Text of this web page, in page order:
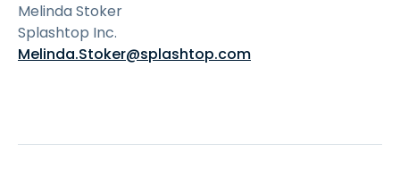
Melinda Stoker
Splashtop Inc.
Melinda.Stoker@splashtop.com